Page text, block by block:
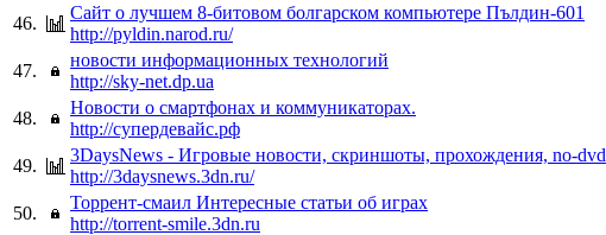
46.
Сайт о лучшем 8-битовом болгарском компьютере Пълдин-601
http://pyldin.narod.ru/
47.
новости информационных технологий
http://sky-net.dp.ua
48.
Новости о смартфонах и коммуникaторах.
http://супердевайс.рф
49.
3DaysNews - Игровые новости, скриншоты, прохождения, no-dvd
http://3daysnews.3dn.ru/
50.
Торрент-смаил Интересные статьи об играх
http://torrent-smile.3dn.ru